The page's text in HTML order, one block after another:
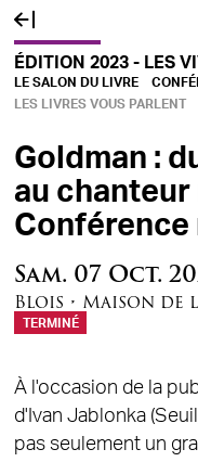
ÉDITION 2023 - LES
LE SALON DU LIVRE
LES LIVRES VOUS PARLENT
Goldman :
au chanteur
Conférence
Sam. 07 Oct.
Blois • Maison de
TERMINÉ
À l'occasion de la
d'Ivan Jablonka
pas seulement un